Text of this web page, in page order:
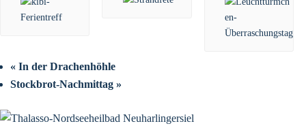
« In der Drachenhöhle
Stockbrot-Nachmittag »